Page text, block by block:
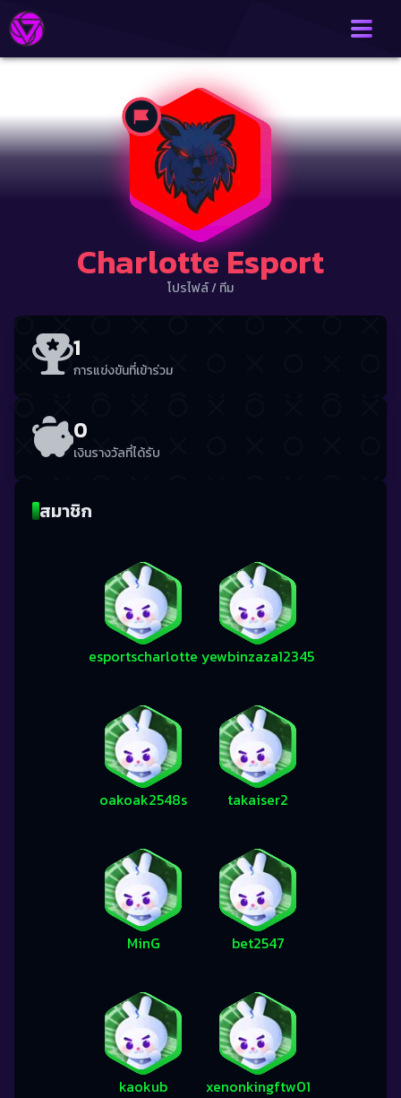
Charlotte Esport
โปรไฟล์/ทีม
1
การแข่งขันที่เข้าร่วม
0
เงินรางวัลที่ได้รับ
สมาชิก
esportscharlotte yewbinzaza12345
oakoak2548s takaiser2
MinG bet2547
kaokub xenonkingftw01